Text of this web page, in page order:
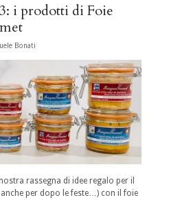
i prodotti di Foie
Bonati
rassegna di idee regalo per il
anche per dopo le feste…) con il foie